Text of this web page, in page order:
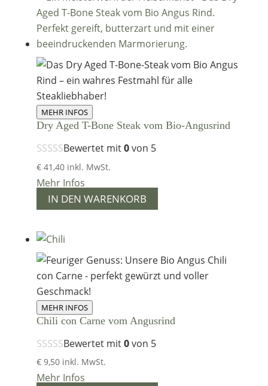
MEHR INFOS
Dry Aged T-Bone Steak vom Bio-Angusrind
Bewertet mit0von 5
€41,40 inkl. MwSt.
Mehr Infos
IN DEN WARENKORB
MEHR INFOS
Chili con Carne vom Angusrind
Bewertet mit0von 5
€9,50 inkl. MwSt.
Mehr Infos